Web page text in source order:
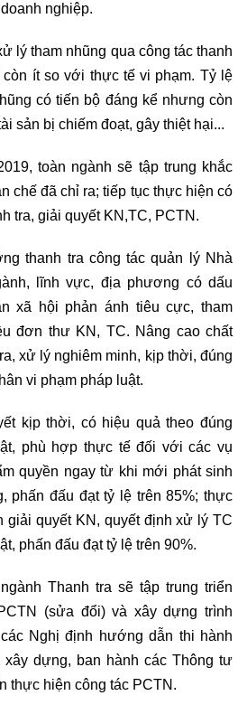
nghiệp.
lý tham nhũng qua công tác thanh
ít so với thực tế vi phạm. Tỷ lệ
có tiến bộ đáng kể nhưng còn
sản bị chiếm đoạt, gây thiệt hại...
toàn ngành sẽ tập trung khắc
chế đã chỉ ra; tiếp tục thực hiện có
tra, giải quyết KN,TC, PCTN.
thanh tra công tác quản lý Nhà
lĩnh vực, địa phương có dấu
xã hội phản ánh tiêu cực, tham
đơn thư KN, TC. Nâng cao chất
xử lý nghiêm minh, kịp thời, đúng
vi phạm pháp luật.
kịp thời, có hiệu quả theo đúng
phù hợp thực tế đối với các vụ
quyền ngay từ khi mới phát sinh
phấn đấu đạt tỷ lệ trên 85%; thực
giải quyết KN, quyết định xử lý TC
phấn đấu đạt tỷ lệ trên 90%.
Thanh tra sẽ tập trung triển
(sửa đổi) và xây dựng trình
Nghị định hướng dẫn thi hành
xây dựng, ban hành các Thông tư
thực hiện công tác PCTN.